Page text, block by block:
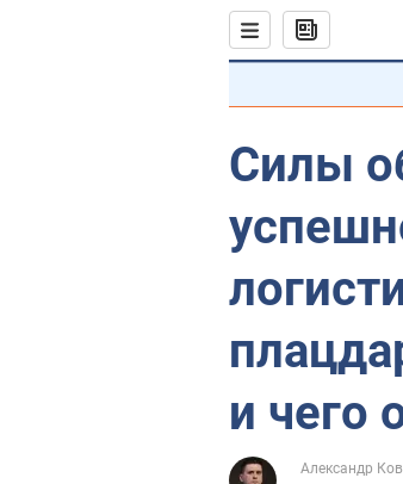
Силы
и чего
Александр